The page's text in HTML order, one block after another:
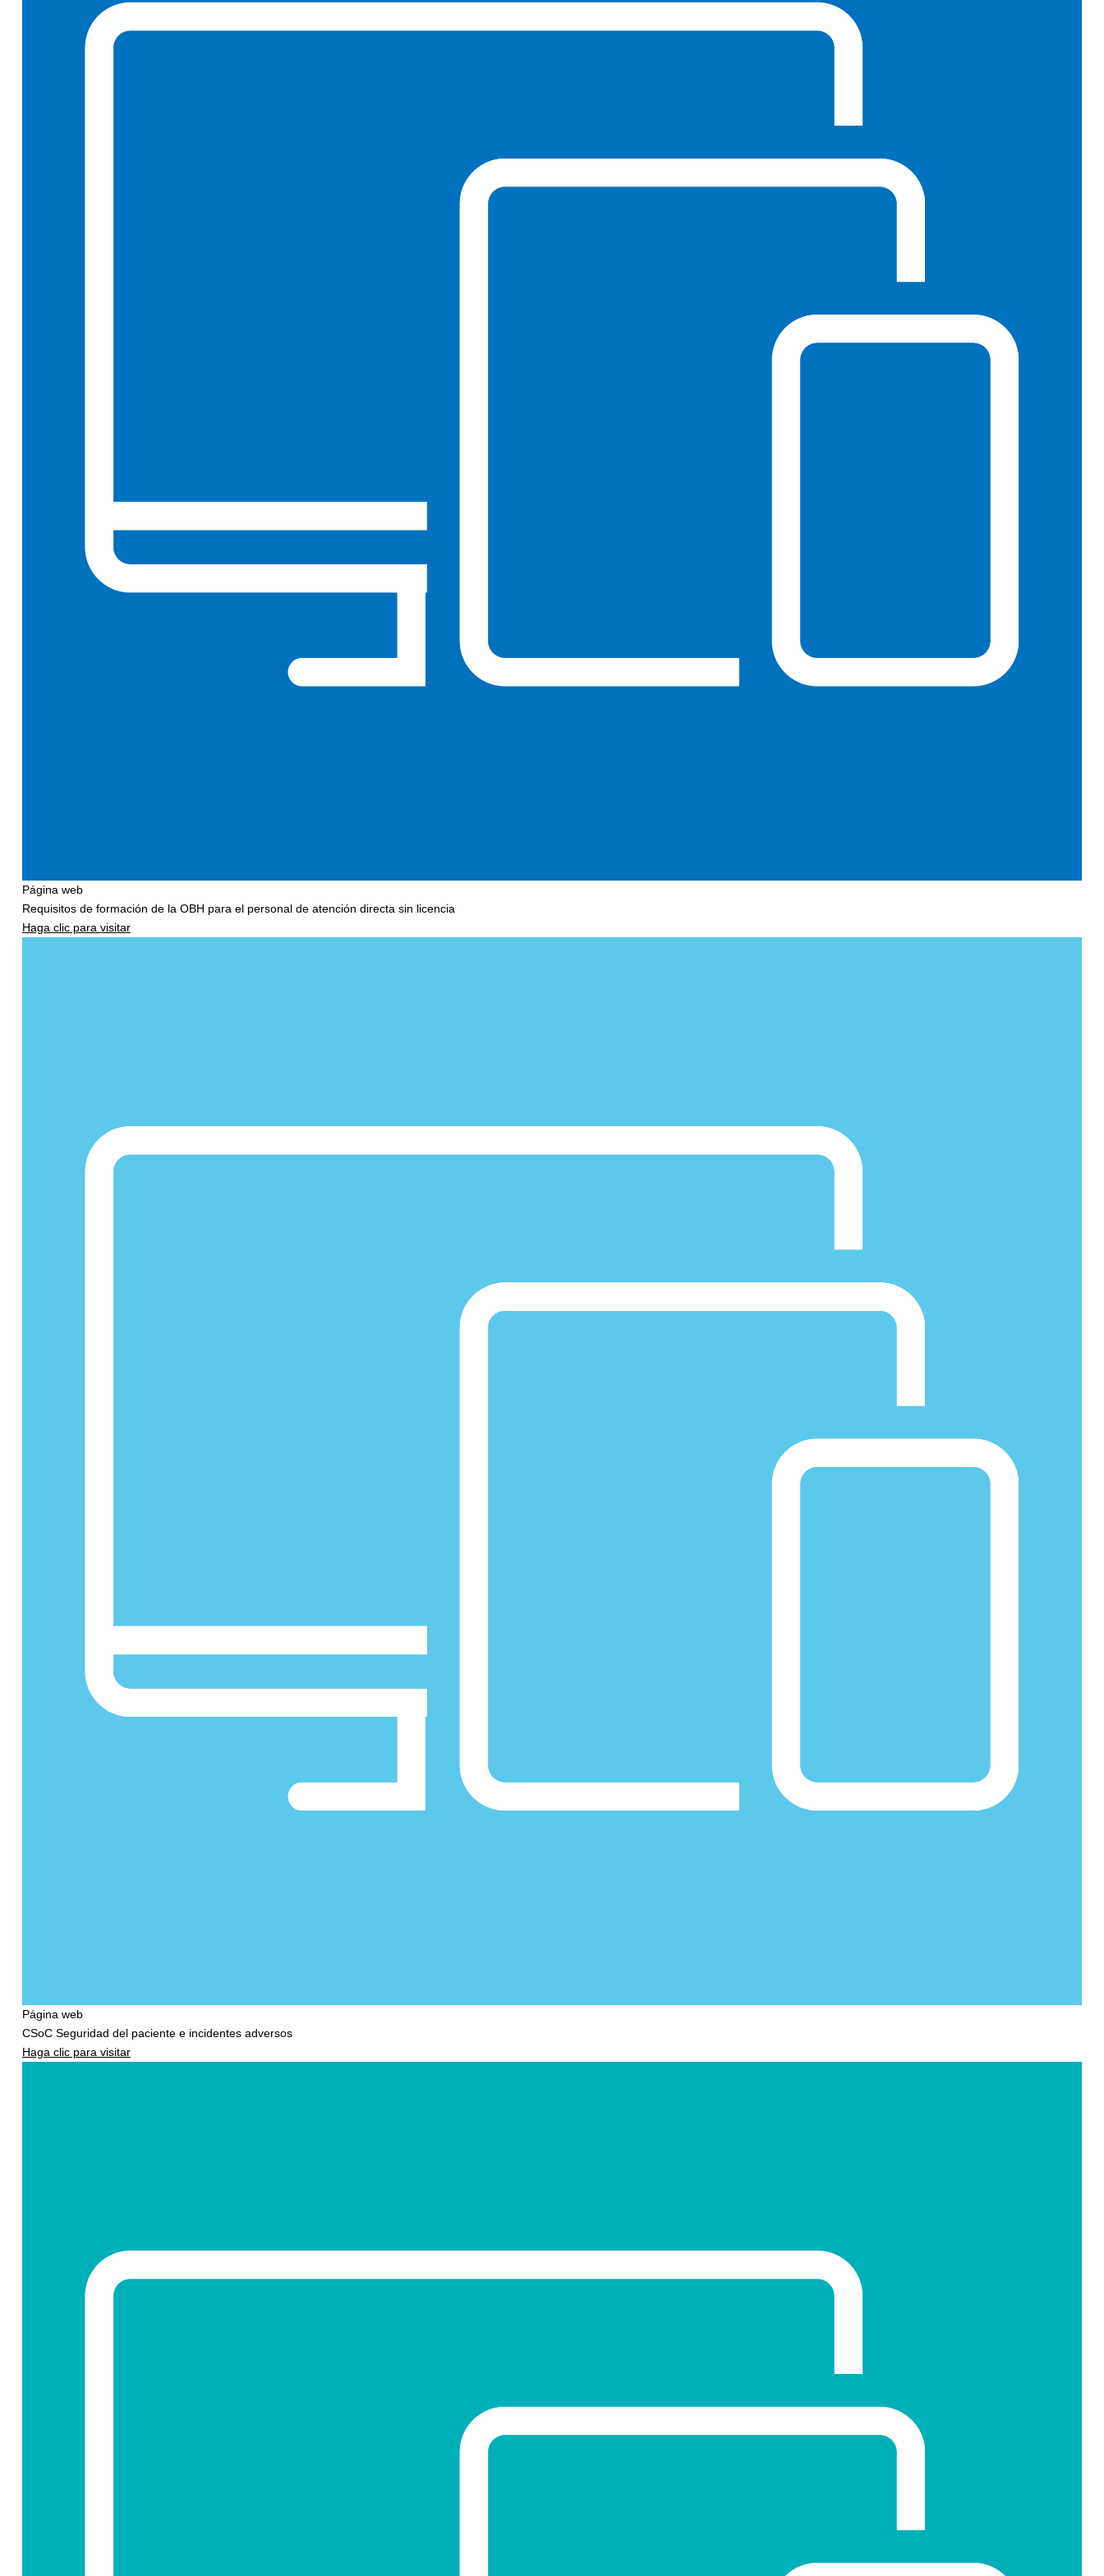
Página web
Requisitos de formación de la OBH para el personal de atención directa sin licencia
Haga clic para visitar
Página web
CSoC Seguridad del paciente e incidentes adversos
Haga clic para visitar